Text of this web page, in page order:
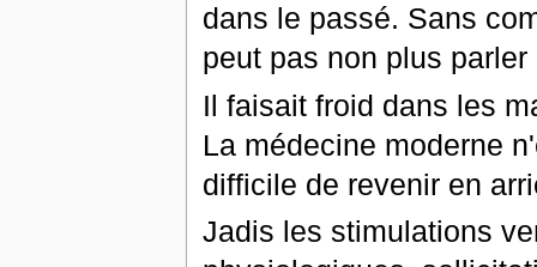
dans le passé. Sans
peut pas non plus
Il faisait froid dans les
La médecine moderne
difficile de revenir en
Jadis les stimulations